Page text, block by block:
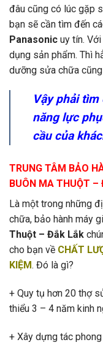
đâu cũng có lúc gặp
bạn sẽ cần tìm đến
Panasonic uy tín.
dụng sản phẩm. Thì
dưỡng sửa chữa
Vậy phải
năng lực
cầu của
TRUNG TÂM BẢO
BUÔN MA THUỘT
Là một trong những
chữa, bảo hành máy
Thuột – Đắk Lắk
cho bạn về CHẤT
KIỆM. Đó là gì?
+ Quy tụ hơn 20 thợ
thiểu 3 – 4 năm kinh
+ Xây dựng tác